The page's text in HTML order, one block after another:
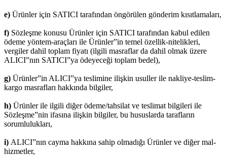
e) Ürünler için SATICI tarafından öngörülen gönderim kısıtlamaları,
f) Sözleşme konusu Ürünler için SATICI tarafından kabul edilen
ödeme yöntem-araçları ile Ürünler”in temel özellik-nitelikleri,
vergiler dahil toplam fiyatı (ilgili masraflar da dahil olmak üzere
ALICI”nın SATICI”ya ödeyeceği toplam bedel),
g) Ürünler”in ALICI”ya teslimine ilişkin usuller ile nakliye-teslim-
kargo masrafları hakkında bilgiler,
h) Ürünler ile ilgili diğer ödeme/tahsilat ve teslimat bilgileri ile
Sözleşme”nin ifasına ilişkin bilgiler, bu hususlarda tarafların
sorumlulukları,
i) ALICI”nın cayma hakkına sahip olmadığı Ürünler ve diğer mal-
hizmetler,